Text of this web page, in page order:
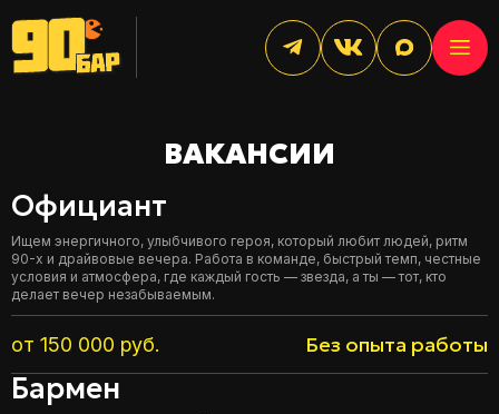
ВАКАНСИИ
Официант
Ищем энергичного, улыбчивого героя, который любит людей, ритм
90-х и драйвовые вечера. Работа в команде, быстрый темп, честные
условия и атмосфера, где каждый гость — звезда, а ты — тот, кто
делает вечер незабываемым.
от 150 000 руб. Без опыта работы
Бармен